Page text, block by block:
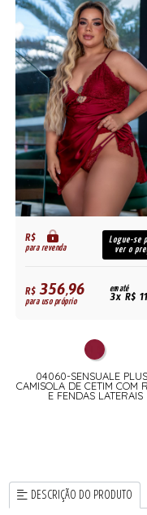
R$
para revenda
Logue-se
ver o
R$356,96
para uso próprio
em até
3x R$
04060-SENSUALE
CAMISOLA DE CETIM COM
E FENDAS LATERAIS
DESCRIÇÃO DO PRODUTO